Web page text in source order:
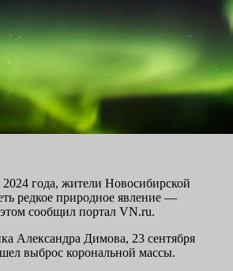
2024 года, жители Новосибирской
редкое природное явление —
сообщил портал VN.ru.
Александра Димова, 23 сентября
выброс корональной массы.